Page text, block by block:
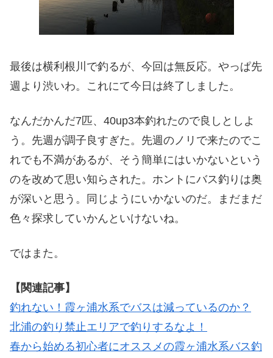
最後は横利根川で釣るが、今回は無反応。やっぱ先
週より渋いわ。これにて今日は終了しました。
なんだかんだ7匹、40up3本釣れたので良しとしよ
う。先週が調子良すぎた。先週のノリで来たのでこ
れでも不満があるが、そう簡単にはいかないという
のを改めて思い知らされた。ホントにバス釣りは奥
が深いと思う。同じようにいかないのだ。まだまだ
色々探求していかんといけないね。
ではまた。
【関連記事】
釣れない！霞ヶ浦水系でバスは減っているのか？
北浦の釣り禁止エリアで釣りするなよ！
春から始める初心者にオススメの霞ヶ浦水系バス釣